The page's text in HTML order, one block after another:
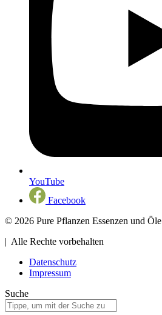
YouTube
Facebook
© 2026 Pure Pflanzen Essenzen und Öle
| Alle Rechte vorbehalten
Datenschutz
Impressum
Suche